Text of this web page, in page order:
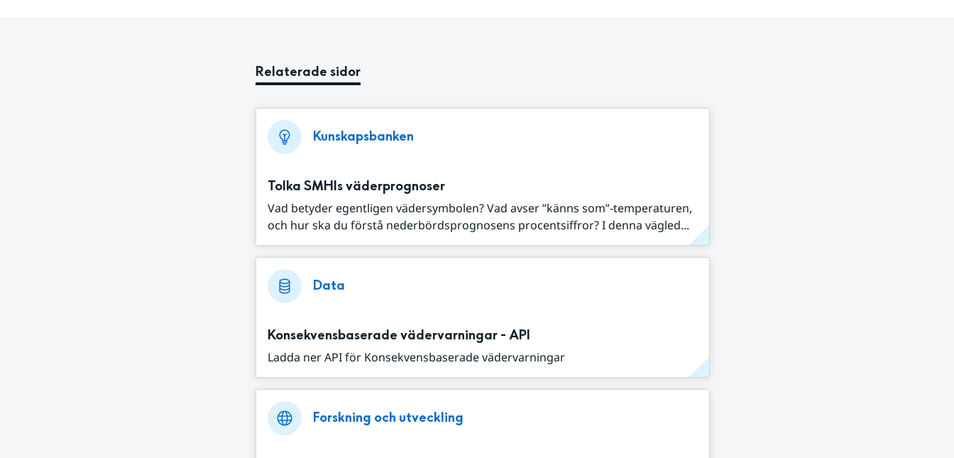
Relaterade sidor
Kunskapsbanken
Tolka SMHIs väderprognoser
Vad betyder egentligen vädersymbolen? Vad avser ”känns som”-temperaturen,
och hur ska du förstå nederbördsprognosens procentsiffror? I denna vägled...
Data
Konsekvensbaserade vädervarningar - API
Ladda ner API för Konsekvensbaserade vädervarningar
Forskning och utveckling